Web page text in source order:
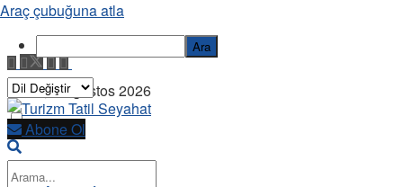
Pazar, 9 Ağustos 2026
Abone Ol
Araç çubuğuna atla
Ara